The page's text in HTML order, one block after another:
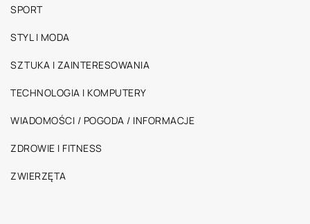
SPORT
STYL I MODA
SZTUKA I ZAINTERESOWANIA
TECHNOLOGIA I KOMPUTERY
WIADOMOŚCI / POGODA / INFORMACJE
ZDROWIE I FITNESS
ZWIERZĘTA